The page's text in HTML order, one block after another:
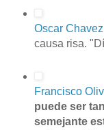
Oscar
causa risa.
Francisco
puede ser
semejante